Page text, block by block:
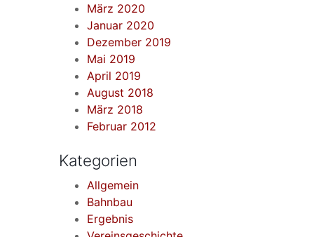
März 2020
Januar 2020
Dezember 2019
Mai 2019
April 2019
August 2018
März 2018
Februar 2012
Kategorien
Allgemein
Bahnbau
Ergebnis